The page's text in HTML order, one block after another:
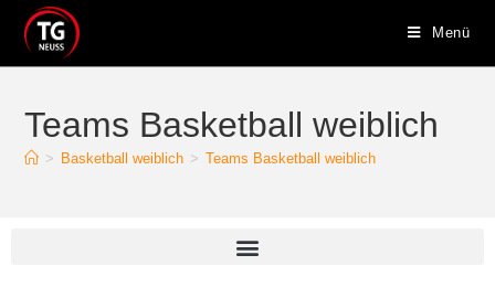
Menü
Teams Basketball weiblich
> Basketball weiblich > Teams Basketball weiblich